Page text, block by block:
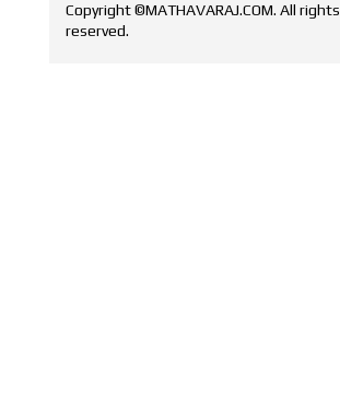
Copyright ©MATHAVARAJ.COM. All rights
reserved.